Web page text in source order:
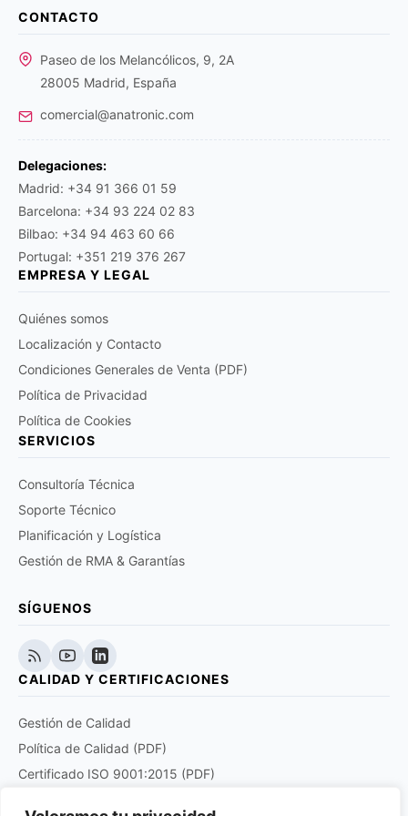
CONTACTO
Paseo de los Melancólicos, 9, 2A
28005 Madrid, España
comercial@anatronic.com
Delegaciones:
Madrid: +34 91 366 01 59
Barcelona: +34 93 224 02 83
Bilbao: +34 94 463 60 66
Portugal: +351 219 376 267
EMPRESA Y LEGAL
Quiénes somos
Localización y Contacto
Condiciones Generales de Venta (PDF)
Política de Privacidad
Política de Cookies
SERVICIOS
Consultoría Técnica
Soporte Técnico
Planificación y Logística
Gestión de RMA & Garantías
SÍGUENOS
CALIDAD Y CERTIFICACIONES
Gestión de Calidad
Política de Calidad (PDF)
Certificado ISO 9001:2015 (PDF)